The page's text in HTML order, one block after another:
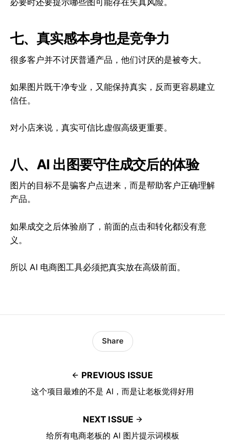
七、真实感本身也是竞争力
很多客户并不讨厌普通产品，他们讨厌的是被夸大。
如果图片既干净专业，又能保持真实，反而更容易建立
信任。
对小店来说，真实可信比虚假高级更重要。
八、AI 出图要守住成交后的体验
图片的目标不是骗客户点进来，而是帮助客户正确理解
产品。
如果成交之后体验崩了，前面的点击和转化都没有意
义。
所以 AI 电商图工具必须把真实放在高级前面。
PREVIOUS ISSUE
这个项目最难的不是 AI，而是让老板觉得好用
Share
NEXT ISSUE
给所有电商老板的 AI 图片提示词模板